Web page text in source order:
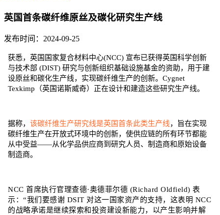
英国首条碳纤维原丝及碳化研究生产线
发布时间：2024-09-25
获悉，英国国家复合材料中心(NCC) 宣布已获得英国科学创新
与技术部 (DIST) 研究与创新组织基础设施基金的资助，用于建
设原丝和碳化生产线，实现碳纤维生产的创新。Cygnet
Texkimp（英国诺斯威奇）正在设计和建造这些研究生产线。
据称， 该碳纤维生产研究线是英国首条此类生产线，旨在实现
碳纤维生产在开放式环境中的创新，使供应链的所有环节都能
从中受益——从化学品供应商到研究人员、制造商和原始设备
制造商。
NCC 首席执行官理查德·奥德菲尔德 (Richard Oldfield) 表
示：“我们要感谢 DSIT 对这一国家资产的支持，这表明 NCC
的战略承诺是继续探索和投资建设新能力，以产生影响并解